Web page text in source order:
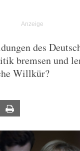
des
bremsen und
Willkür?
Email